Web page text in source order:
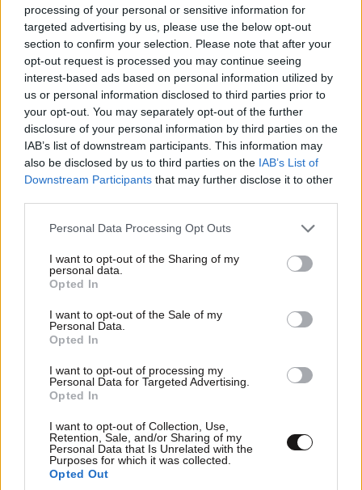
processing of your personal or sensitive information for
targeted advertising by us, please use the below opt-out
section to confirm your selection. Please note that after your
opt-out request is processed you may continue seeing
interest-based ads based on personal information utilized by
us or personal information disclosed to third parties prior to
your opt-out. You may separately opt-out of the further
disclosure of your personal information by third parties on the
IAB’s list of downstream participants. This information may
also be disclosed by us to third parties on the IAB’s List of
Downstream Participants that may further disclose it to other
Please note that this website/app uses one or more Google
not limited to your visit or usage behaviour. You may click to
grant or deny consent to Google and its third-party tags to
use your data for below specified purposes in below Google
consent section.
Personal Data Processing Opt Outs
I want to opt-out of the Sharing of my
personal data.
Opted In
I want to opt-out of the Sale of my
Personal Data.
Opted In
I want to opt-out of processing my
Personal Data for Targeted Advertising.
Opted In
I want to opt-out of Collection, Use,
Retention, Sale, and/or Sharing of my
Personal Data that Is Unrelated with the
Purposes for which it was collected.
Opted Out
Σύλληψη τριών ατόμων για εισαγωγή 18,6 κιλών
ακατέργαστης υδροπονικής κάνναβης μέσα σε